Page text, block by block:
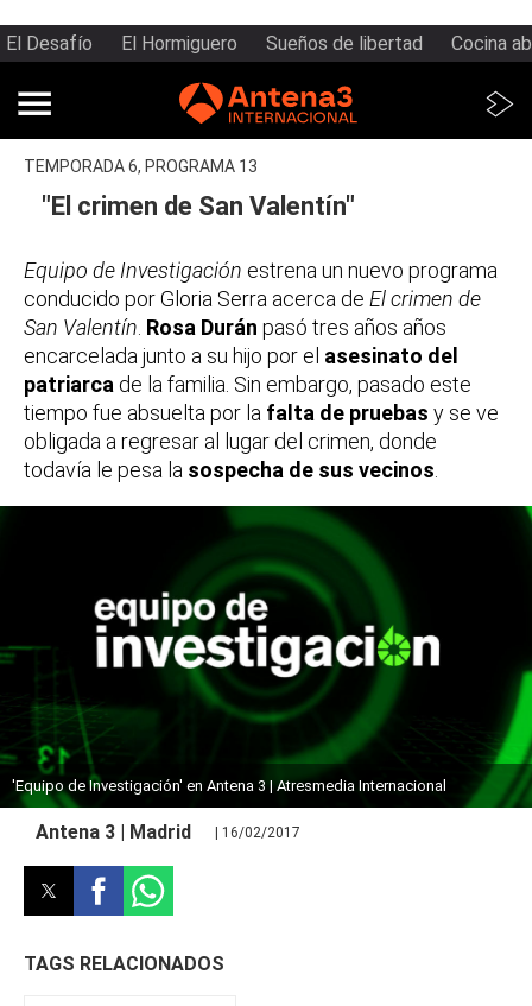
El Desafío El Hormiguero Sueños de libertad Cocina
TEMPORADA 6, PROGRAMA 13
"El crimen de San Valentín"
Equipo de Investigación estrena un nuevo programa
conducido por Gloria Serra acerca de El crimen de
San Valentín Rosa Durán pasó tres años años
encarcelada junto a su hijo por el asesinato del
patriarca de la familia. Sin embargo, pasado este
tiempo fue absuelta por la falta de pruebas y se ve
obligada a regresar al lugar del crimen, donde
todavía le pesa la sospecha de sus vecinos
'Equipo de Investigación' en Antena 3 | Atresmedia Internacional
Antena 3 | Madrid | 16/02/2017
TAGS RELACIONADOS